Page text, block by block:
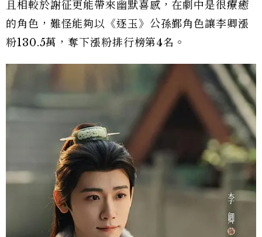
且相較於謝征更能帶來幽默喜感，在劇中是很療癒
的角色，難怪能夠以《逐玉》公孫鄞角色讓李卿漲
粉130.5萬，奪下漲粉排行榜第4名。